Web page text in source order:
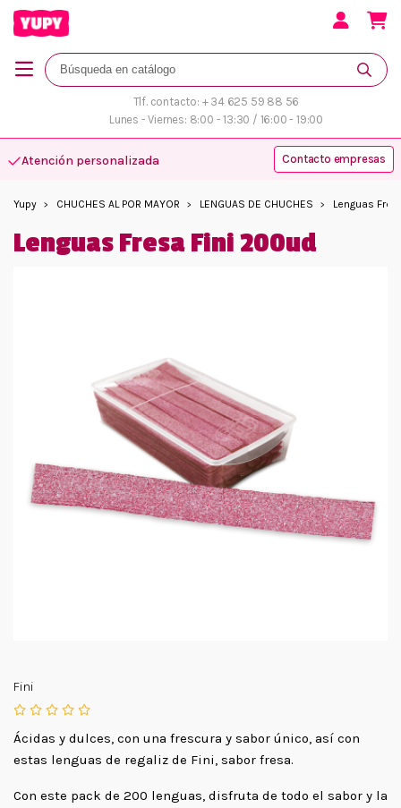
Tlf. contacto: + 34 625 59 88 56
Lunes - Viernes: 8:00 - 13:30 / 16:00 - 19:00
Atención personalizada Contacto empresas
Yupy CHUCHES AL POR MAYOR LENGUAS DE CHUCHES Lenguas
Lenguas Fresa Fini 200ud
Fini
Ácidas y dulces, con una frescura y sabor único, así con
estas lenguas de regaliz de Fini, sabor fresa.
Con este pack de 200 lenguas, disfruta de todo el sabor y la